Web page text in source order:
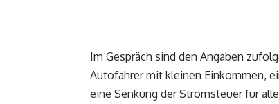
Im Gespräch sind den Angaben
Autofahrer mit kleinen Einkommen,
eine Senkung der Stromsteuer für